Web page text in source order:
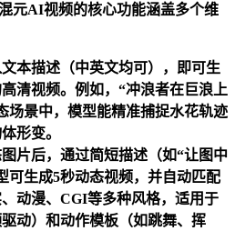
元AI视频的核心功能涵盖多个维
本描述（中英文均可），即可生
清视频。例如，“冲浪者在巨浪上
场景中，模型能精准捕捉水花轨迹
形变。
片后，通过简短描述（如“让图中
可生成5秒动态视频，并自动匹配
动漫、CGI等多种风格，适用于
动）和动作模板（如跳舞、挥